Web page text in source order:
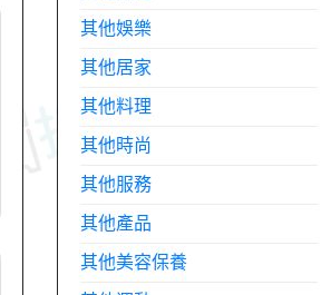
其他娛樂
其他居家
其他料理
其他時尚
其他服務
其他產品
其他美容保養